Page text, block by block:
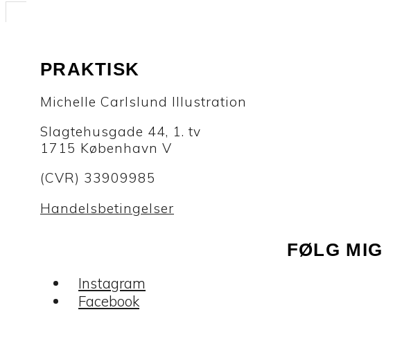
PRAKTISK
Michelle Carlslund Illustration
Slagtehusgade 44, 1. tv
1715 København V
(CVR) 33909985
Handelsbetingelser
FØLG MIG
Instagram
Facebook